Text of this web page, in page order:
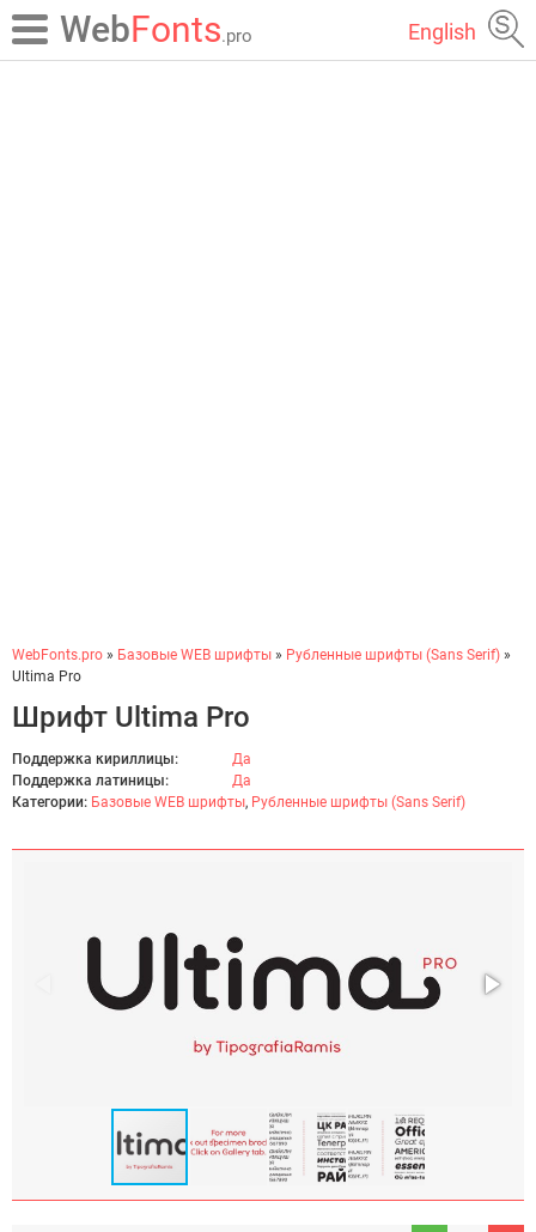
WebFonts.pro English
WebFonts.pro » Базовые WEB шрифты » Рубленные шрифты (Sans Serif) »
Ultima Pro
Шрифт Ultima Pro
Поддержка кириллицы:
Да
Поддержка латиницы:
Да
Категории: Базовые WEB шрифты, Рубленные шрифты (Sans Serif)